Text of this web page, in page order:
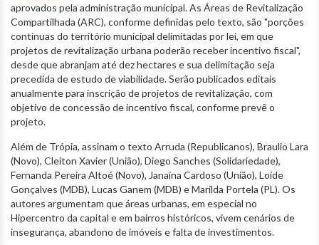
aprovados pela administração municipal. As Áreas de Revitalização
Compartilhada (ARC), conforme definidas pelo texto, são "porções
contínuas do território municipal delimitadas por lei, em que
projetos de revitalização urbana poderão receber incentivo fiscal",
desde que abranjam até dez hectares e sua delimitação seja
precedida de estudo de viabilidade. Serão publicados editais
anualmente para inscrição de projetos de revitalização, com
objetivo de concessão de incentivo fiscal, conforme prevê o
projeto.
Além de Trópia, assinam o texto Arruda (Republicanos), Braulio Lara
(Novo), Cleiton Xavier (União), Diego Sanches (Solidariedade),
Fernanda Pereira Altoé (Novo), Janaina Cardoso (União), Loíde
Gonçalves (MDB), Lucas Ganem (MDB) e Marilda Portela (PL). Os
autores argumentam que áreas urbanas, em especial no
Hipercentro da capital e em bairros históricos, vivem cenários de
insegurança, abandono de imóveis e falta de investimentos.